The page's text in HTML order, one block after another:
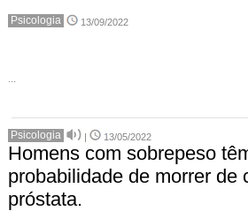
Psicologia 13/09/2022
...
Psicologia | 13/05/2022
Homens com sobrepeso
probabilidade de morrer de
próstata.